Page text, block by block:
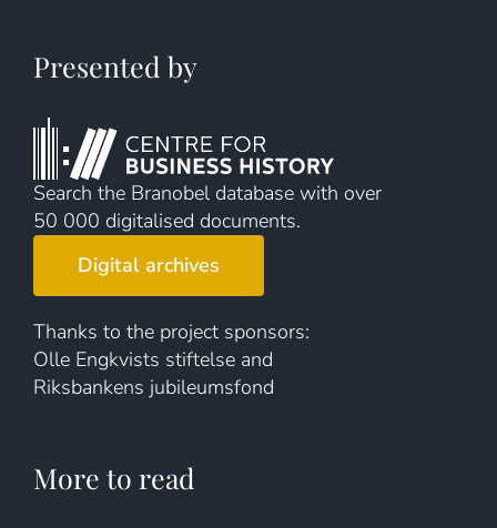
Presented by
Search the Branobel database with over
50 000 digitalised documents.
Digital archives
Thanks to the project sponsors:
Olle Engkvists stiftelse and
Riksbankens jubileumsfond
More to read